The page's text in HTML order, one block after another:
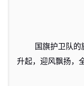
国旗护卫队
升起，迎风飘扬，